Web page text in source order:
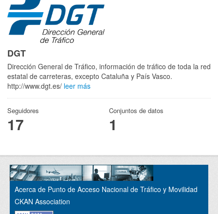
DGT
Dirección General de Tráfico, información de tráfico de toda la red
estatal de carreteras, excepto Cataluña y País Vasco.
http://www.dgt.es/ leer más
Seguidores
17
Conjuntos de datos
1
Acerca de Punto de Acceso Nacional de Tráfico y Movilidad
CKAN Association